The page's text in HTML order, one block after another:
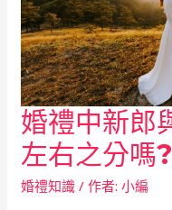
婚禮中新郎
左右之分嗎?
婚禮知識 / 作者:小編
婚
禮
中
新